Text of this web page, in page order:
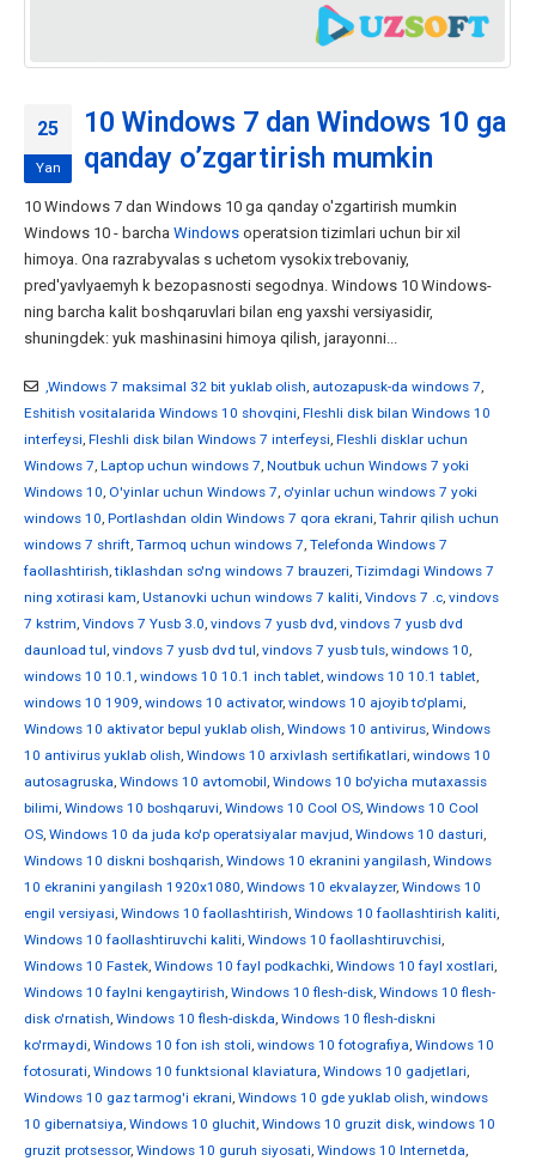
25
Yan
10 Windows 7 dan Windows 10 ga
qanday o’zgartirish mumkin
10 Windows 7 dan Windows 10 ga qanday o'zgartirish mumkin
Windows 10 - barcha Windows operatsion tizimlari uchun bir xil
himoya. Ona razrabyvalas s uchetom vysokix trebovaniy,
pred'yavlyaemyh k bezopasnosti segodnya. Windows 10 Windows-
ning barcha kalit boshqaruvlari bilan eng yaxshi versiyasidir,
shuningdek: yuk mashinasini himoya qilish, jarayonni...
,Windows 7 maksimal 32 bit yuklab olish, autozapusk-da windows 7,
Eshitish vositalarida Windows 10 shovqini, Fleshli disk bilan Windows 10
interfeysi, Fleshli disk bilan Windows 7 interfeysi, Fleshli disklar uchun
Windows 7, Laptop uchun windows 7, Noutbuk uchun Windows 7 yoki
Windows 10, O'yinlar uchun Windows 7, o'yinlar uchun windows 7 yoki
windows 10, Portlashdan oldin Windows 7 qora ekrani, Tahrir qilish uchun
windows 7 shrift, Tarmoq uchun windows 7, Telefonda Windows 7
faollashtirish,tiklashdan so'ng windows 7 brauzeri, Tizimdagi Windows 7
ning xotirasi kam, Ustanovki uchun windows 7 kaliti, Vindovs 7 .c, vindovs
7 kstrim, Vindovs 7 Yusb 3.0, vindovs 7 yusb dvd, vindovs 7 yusb dvd
daunload tul, vindovs 7 yusb dvd tul, vindovs 7 yusb tuls, windows 10,
windows 10 10.1 , windows 10 10.1 inch tablet, windows 10 10.1 tablet,
windows 10 1909, windows 10 activator, windows 10 ajoyib to'plami,
Windows 10 aktivator bepul yuklab olish, Windows 10 antivirus, Windows
10 antivirus yuklab olish, Windows 10 arxivlash sertifikatlari, windows 10
autosagruska, Windows 10 avtomobil, Windows 10 bo'yicha mutaxassis
bilimi, Windows 10 boshqaruvi, Windows 10 Cool OS, Windows 10 Cool
OS, Windows 10 da juda ko'p operatsiyalar mavjud, Windows 10 dasturi,
Windows 10 diskni boshqarish, Windows 10 ekranini yangilash, Windows
10 ekranini yangilash 1920x1080, Windows 10 ekvalayzer, Windows 10
engil versiyasi, Windows 10 faollashtirish, Windows 10 faollashtirish kaliti,
Windows 10 faollashtiruvchi kaliti, Windows 10 faollashtiruvchisi,
Windows 10 Fastek, Windows 10 fayl podkachki, Windows 10 fayl xostlari,
Windows 10 faylni kengaytirish, Windows 10 flesh-disk, Windows 10 flesh-
disk o'rnatish, Windows 10 flesh-diskda, Windows 10 flesh-diskni
ko'rmaydi, Windows 10 fon ish stoli, windows 10 fotografiya, Windows 10
fotosurati, Windows 10 funktsional klaviatura, Windows 10 gadjetlari,
Windows 10 gaz tarmog'i ekrani, Windows 10 gde yuklab olish, windows
10 gibernatsiya, Windows 10 gluchit, Windows 10 gruzit disk, windows 10
gruzit protsessor, Windows 10 guruh siyosati, Windows 10 Internetda,